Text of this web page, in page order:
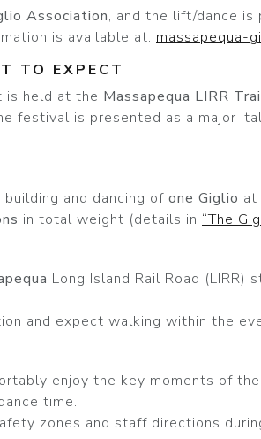
Association, and the lift/dance is
is available at: massapequa-
TO EXPECT
is held at the Massapequa LIRR
festival is presented as a major
and dancing of one Giglio at
in total weight (details in “The
Long Island Rail Road
and expect walking within the
enjoy the key moments of the
time.
zones and staff directions